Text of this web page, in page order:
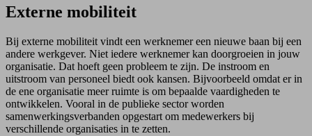
Externe mobiliteit
Bij externe mobiliteit vindt een werknemer een nieuwe baan bij een
andere werkgever. Niet iedere werknemer kan doorgroeien in jouw
organisatie. Dat hoeft geen probleem te zijn. De instroom en
uitstroom van personeel biedt ook kansen. Bijvoorbeeld omdat er in
de ene organisatie meer ruimte is om bepaalde vaardigheden te
ontwikkelen. Vooral in de publieke sector worden
samenwerkingsverbanden opgestart om medewerkers bij
verschillende organisaties in te zetten.